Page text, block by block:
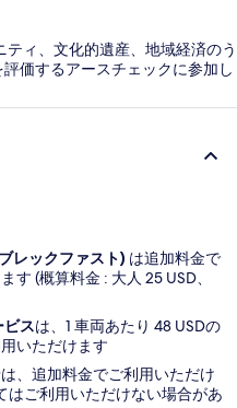
ィ、文化的遺産、地域経済のう
価するアースチェックに参加し
レックファスト) は追加料金で
す (概算料金 : 大人 25 USD、
ビスは、1 車両あたり 48 USDの
いただけます
は、追加料金でご利用いただけ
はご利用いただけない場合があ